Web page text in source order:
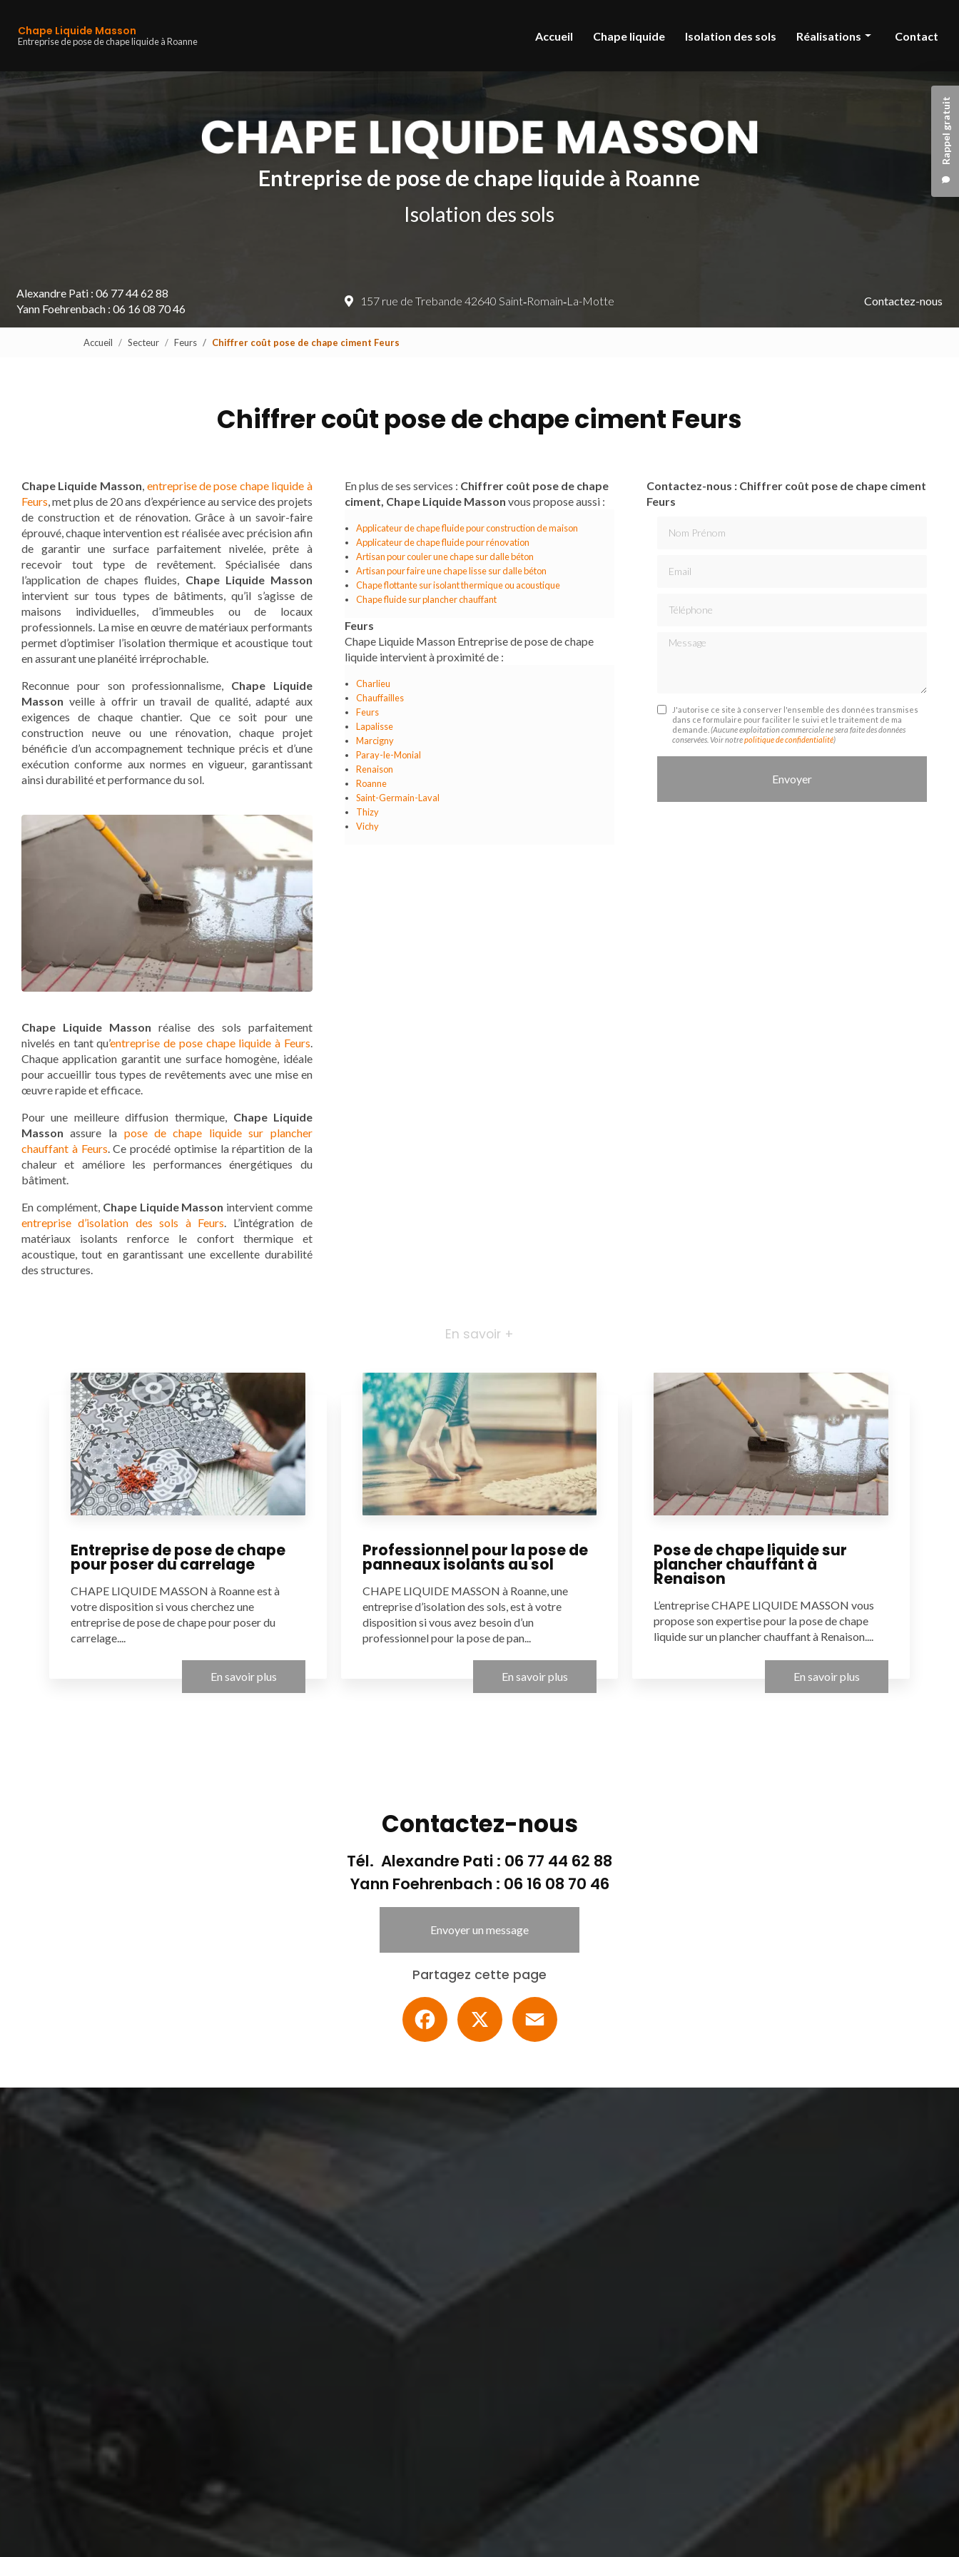
contenu
Chape Liquide Masson
Entreprise de pose de chape liquide à Roanne
Rappel gratuit
Accueil Chape liquide Isolation des sols Réalisations Contact
Entreprise de pose de chape liquide à Roanne
Isolation des sols
Alexandre Pati : 06 77 44 62 88
Yann Foehrenbach : 06 16 08 70 46
157 rue de Trebande 42640 Saint‑Romain‑La-Motte Contactez-nous
Accueil Secteur Feurs Chiffrer coût pose de chape ciment Feurs
Chiffrer coût pose de chape ciment Feurs
Chape Liquide Masson, entreprise de pose chape liquide à
Feurs, met plus de 20 ans d’expérience au service des projets
de construction et de rénovation. Grâce à un savoir-faire
éprouvé, chaque intervention est réalisée avec précision afin
de garantir une surface parfaitement nivelée, prête à
recevoir tout type de revêtement. Spécialisée dans
l’application de chapes fluides, Chape Liquide Masson
intervient sur tous types de bâtiments, qu’il s’agisse de
maisons individuelles, d’immeubles ou de locaux
professionnels. La mise en œuvre de matériaux performants
permet d’optimiser l’isolation thermique et acoustique tout
en assurant une planéité irréprochable.
Reconnue pour son professionnalisme, Chape Liquide
Masson veille à offrir un travail de qualité, adapté aux
exigences de chaque chantier. Que ce soit pour une
construction neuve ou une rénovation, chaque projet
bénéficie d’un accompagnement technique précis et d’une
exécution conforme aux normes en vigueur, garantissant
ainsi durabilité et performance du sol.
Chape Liquide Masson réalise des sols parfaitement
nivelés en tant qu’entreprise de pose chape liquide à Feurs
Chaque application garantit une surface homogène, idéale
pour accueillir tous types de revêtements avec une mise en
œuvre rapide et efficace.
Pour une meilleure diffusion thermique, Chape Liquide
Masson assure la pose de chape liquide sur plancher
chauffant à Feurs . Ce procédé optimise la répartition de la
chaleur et améliore les performances énergétiques du
bâtiment.
En complément, Chape Liquide Masson intervient comme
entreprise d’isolation des sols à Feurs . L’intégration de
matériaux isolants renforce le confort thermique et
acoustique, tout en garantissant une excellente durabilité
des structures.
En plus de ses services : Chiffrer coût pose de chape
ciment, Chape Liquide Masson vous propose aussi :
Applicateur de chape fluide pour construction de maison
Applicateur de chape fluide pour rénovation
Artisan pour couler une chape sur dalle béton
Artisan pour faire une chape lisse sur dalle béton
Chape flottante sur isolant thermique ou acoustique
Chape fluide sur plancher chauffant
Feurs
Chape Liquide Masson Entreprise de pose de chape
liquide intervient à proximité de :
Charlieu
Chauffailles
Feurs
Lapalisse
Marcigny
Paray-le-Monial
Renaison
Roanne
Saint-Germain-Laval
Thizy
Vichy
Contactez-nous : Chiffrer coût pose de chape ciment
Feurs
Message
J'autorise ce site à conserver l'ensemble des données transmises
dans ce formulaire pour faciliter le suivi et le traitement de ma
demande. (Aucune exploitation commerciale ne sera faite des données
conservées. Voir notrepolitique de confidentialité)
En savoir +
Entreprise de pose de chape
pour poser du carrelage
CHAPE LIQUIDE MASSON à Roanne est à
votre disposition si vous cherchez une
entreprise de pose de chape pour poser du
carrelage....
En savoir plus
Professionnel pour la pose de
panneaux isolants au sol
CHAPE LIQUIDE MASSON à Roanne, une
entreprise d’isolation des sols, est à votre
disposition si vous avez besoin d’un
professionnel pour la pose de pan...
En savoir plus
Pose de chape liquide sur
plancher chauffant à
Renaison
L’entreprise CHAPE LIQUIDE MASSON vous
propose son expertise pour la pose de chape
liquide sur un plancher chauffant à Renaison....
En savoir plus
Contactez-nous
Tél. Alexandre Pati : 06 77 44 62 88
Yann Foehrenbach : 06 16 08 70 46
Envoyer un message
Partagez cette page
Facebook